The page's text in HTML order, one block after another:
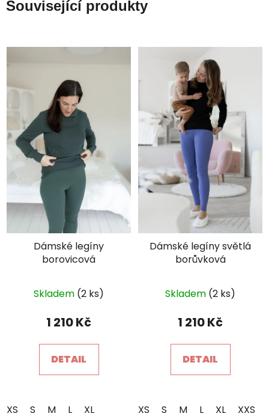
Související produkty
Dámské legíny
borovicová
hodnocení
produktu
5,0
z
Skladem (2 ks)
1 210 Kč
DETAIL
XS S M L XL
Dámské legíny světlá
borůvková
hodnocení
produktu
5,0
z
Skladem (2 ks)
1 210 Kč
DETAIL
XS S M L XL XXS
×
Je libo SLEVA 15 %
na 1. nákup?